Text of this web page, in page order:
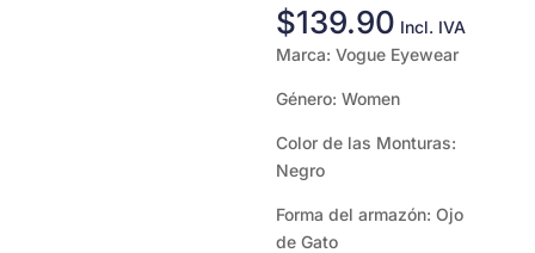
$139.90 Incl. IVA
Marca: Vogue Eyewear
Género: Women
Color de las Monturas:
Negro
Forma del armazón: Ojo
de Gato